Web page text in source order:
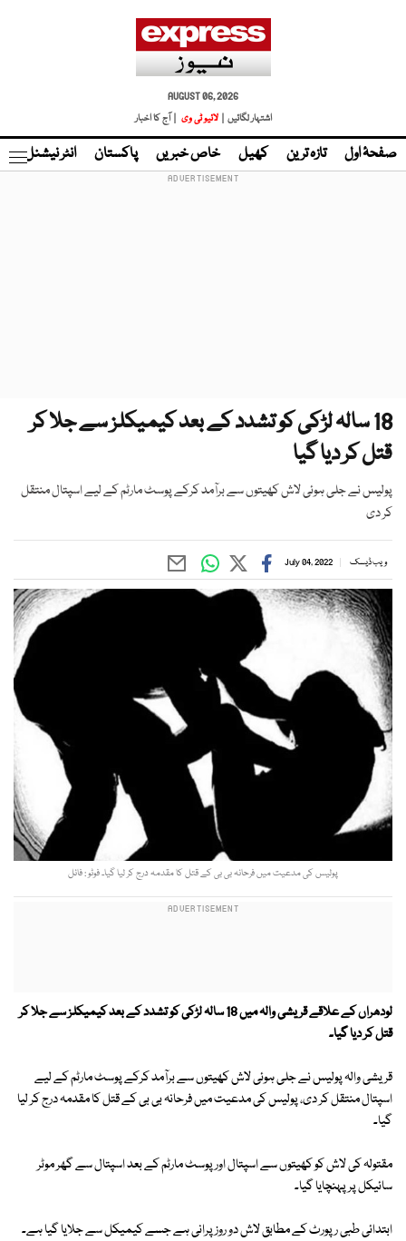
AUGUST 06, 2026
اشتہار لگائیں |
لائیو ٹی وی | آج کا اخبار
صفحۂ اول تازہ ترین کھیل خاص خبریں پاکستان انٹر نیشنل
18 سالہ لڑکی کو تشدد کے بعد کیمیکلز سے جلا کر
قتل کر دیا گیا
پولیس نے جلی ہوئی لاش کھیتوں سے برآمد کرکے پوسٹ مارٹم کے لیے اسپتال منتقل
کر دی
ویب ڈیسک July 04, 2022
پولیس کی مدعیت میں فرحانہ بی بی کے قتل کا مقدمہ درج کر لیا گیا۔ فوٹو : فائل
لودھراں کے علاقے قریشی والہ میں 18 سالہ لڑکی کو تشدد کے بعد کیمیکلز سے جلا کر
قتل کر دیا گیا۔
قریشی والہ پولیس نے جلی ہوئی لاش کھیتوں سے برآمد کرکے پوسٹ مارٹم کے لیے
اسپتال منتقل کر دی، پولیس کی مدعیت میں فرحانہ بی بی کے قتل کا مقدمہ درج کر لیا
گیا۔
مقتولہ کی لاش کو کھیتوں سے اسپتال اور پوسٹ مارٹم کے بعد اسپتال سے گھر موٹر
سائیکل پر پہنچایا گیا۔
ابتدائی طبی رپورٹ کے مطابق لاش دو روز پرانی ہے جسے کیمیکل سے جلایا گیا ہے۔